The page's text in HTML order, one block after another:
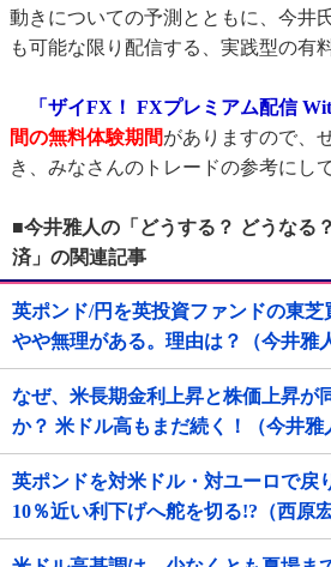
動きについての予測とともに、今井
も可能な限り配信する、実践型の有
「ザイFX！ FXプレミアム配信
間の無料体験期間がありますので、
き、みなさんのトレードの参考にし
■今井雅人の「どうする？ どうなる
済」の関連記事
英ポンド/円を英投資ファンドの東芝
やや無理がある。理由は？（今井雅
なぜ、米長期金利上昇と株価上昇が
か？ 米ドル高もまだ続く！（今井雅
英ポンドを対米ドル・対ユーロで戻
10％近い利下げへ舵を切る!?（西原